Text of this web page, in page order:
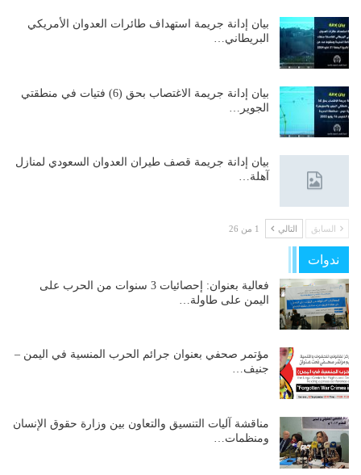
بيان إدانة جريمة استهداف طائرات العدوان الأمريكي
البريطاني…
بيان إدانة جريمة الاغتصاب بحق (6) فتيات في منطقتي
الجوير…
بيان إدانة جريمة قصف طيران العدوان السعودي لمنازل
آهلة…
السابق التالي 1 من 26
ندوات
فعالية بعنوان: إحصائيات 3 سنوات من الحرب على
اليمن على طاولة…
مؤتمر صحفي بعنوان جرائم الحرب المنسية في اليمن –
جنيف…
مناقشة آليات التنسيق والتعاون بين وزارة حقوق الإنسان
ومنظمات…